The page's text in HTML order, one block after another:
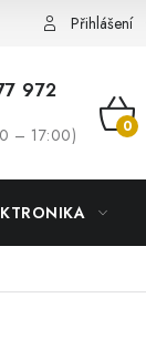
Přihlášení
972
– 17:00)